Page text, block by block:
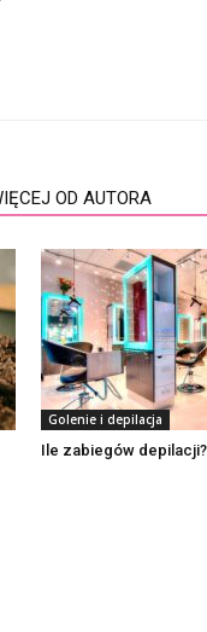
OD AUTORA
Golenie i depilacja
Ile zabiegów depilacji?